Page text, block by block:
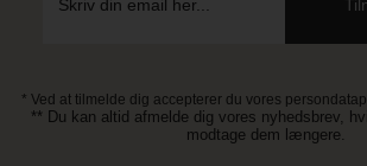
* Ved at tilmelde dig accepterer du vores
** Du kan altid afmelde dig vores nyhedsbrev,
modtage dem længere.